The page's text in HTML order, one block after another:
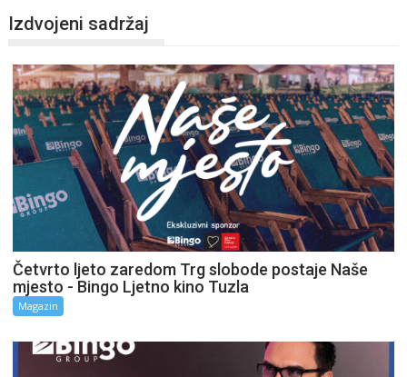
Izdvojeni sadržaj
Četvrto ljeto zaredom Trg slobode postaje Naše
mjesto - Bingo Ljetno kino Tuzla
Magazin